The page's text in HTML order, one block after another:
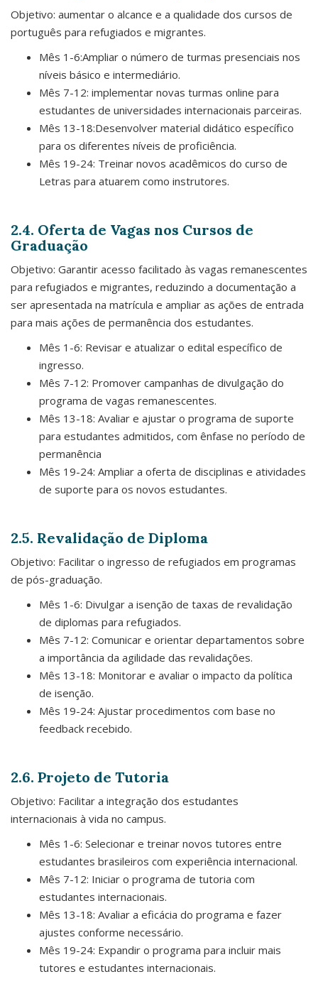
Objetivo: aumentar o alcance e a qualidade dos cursos de
português para refugiados e migrantes.
Mês 1-6:Ampliar o número de turmas presenciais nos
níveis básico e intermediário.
Mês 7-12: implementar novas turmas online para
estudantes de universidades internacionais parceiras.
Mês 13-18:Desenvolver material didático específico
para os diferentes níveis de proficiência.
Mês 19-24: Treinar novos acadêmicos do curso de
Letras para atuarem como instrutores.
2.4. Oferta de Vagas nos Cursos de
Graduação
Objetivo: Garantir acesso facilitado às vagas remanescentes
para refugiados e migrantes, reduzindo a documentação a
ser apresentada na matrícula e ampliar as ações de entrada
para mais ações de permanência dos estudantes.
Mês 1-6: Revisar e atualizar o edital específico de
ingresso.
Mês 7-12: Promover campanhas de divulgação do
programa de vagas remanescentes.
Mês 13-18: Avaliar e ajustar o programa de suporte
para estudantes admitidos, com ênfase no período de
permanência
Mês 19-24: Ampliar a oferta de disciplinas e atividades
de suporte para os novos estudantes.
2.5. Revalidação de Diploma
Objetivo: Facilitar o ingresso de refugiados em programas
de pós-graduação.
Mês 1-6: Divulgar a isenção de taxas de revalidação
de diplomas para refugiados.
Mês 7-12: Comunicar e orientar departamentos sobre
a importância da agilidade das revalidações.
Mês 13-18: Monitorar e avaliar o impacto da política
de isenção.
Mês 19-24: Ajustar procedimentos com base no
feedback recebido.
2.6. Projeto de Tutoria
Objetivo: Facilitar a integração dos estudantes
internacionais à vida no campus.
Mês 1-6: Selecionar e treinar novos tutores entre
estudantes brasileiros com experiência internacional.
Mês 7-12: Iniciar o programa de tutoria com
estudantes internacionais.
Mês 13-18: Avaliar a eficácia do programa e fazer
ajustes conforme necessário.
Mês 19-24: Expandir o programa para incluir mais
tutores e estudantes internacionais.